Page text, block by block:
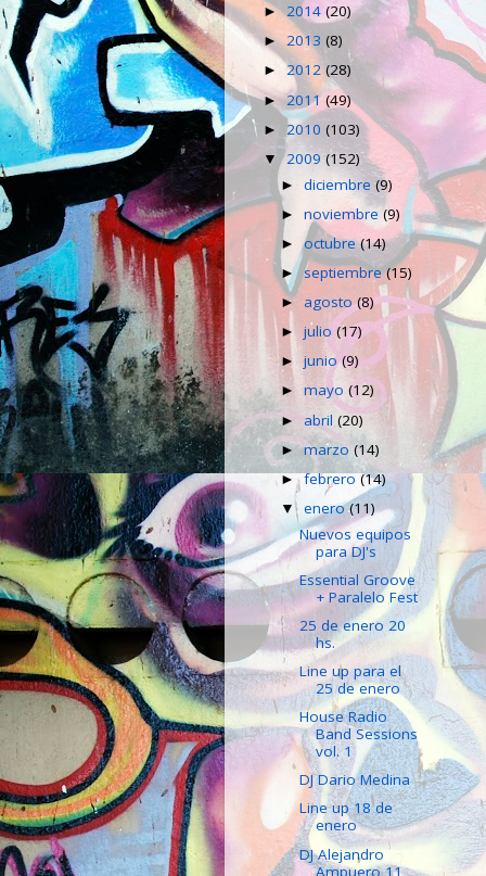
►2014 (20)
►2013 (8)
► 2012(28)
►2011 (49)
► 2010 (103)
▼2009(152)
►diciembre(9)
►noviembre(9)
►octubre(14)
►septiembre(15)
►agosto(8)
►julio(17)
►junio(9)
►mayo(12)
►abril(20)
►marzo(14)
►febrero(14)
▼enero(11)
Nuevos equipos
para DJ's
Essential Groove
+ Paralelo Fest
25 de enero 20
hs.
Line up para el
25 de enero
House Radio
Band Sessions
vol. 1
DJ Dario Medina
Line up 18 de
enero
DJ Alejandro
Ampuero 11